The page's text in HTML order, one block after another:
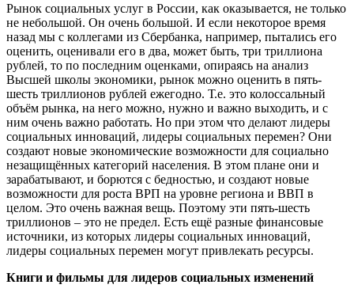
Рынок социальных услуг в России, как оказывается, не только
не небольшой. Он очень большой. И если некоторое время
назад мы с коллегами из Сбербанка, например, пытались его
оценить, оценивали его в два, может быть, три триллиона
рублей, то по последним оценками, опираясь на анализ
Высшей школы экономики, рынок можно оценить в пять-
шесть триллионов рублей ежегодно. Т.е. это колоссальный
объём рынка, на него можно, нужно и важно выходить, и с
ним очень важно работать. Но при этом что делают лидеры
социальных инноваций, лидеры социальных перемен? Они
создают новые экономические возможности для социально
незащищённых категорий населения. В этом плане они и
зарабатывают, и борются с бедностью, и создают новые
возможности для роста ВРП на уровне региона и ВВП в
целом. Это очень важная вещь. Поэтому эти пять-шесть
триллионов – это не предел. Есть ещё разные финансовые
источники, из которых лидеры социальных инноваций,
лидеры социальных перемен могут привлекать ресурсы.
Книги и фильмы для лидеров социальных изменений